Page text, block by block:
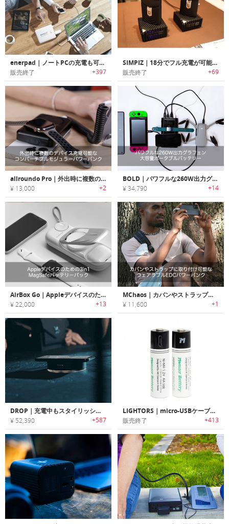
enerpad｜ノートPCの充電も可能なコンセント内蔵大容量モバイルバッテリー「AC-24K」
販売終了 +397
SIMPIZ｜18分でフル充電が可能なポータブルチャージャー
販売終了 +69
allroundo Pro｜外出時に複数のデバイス充電可能なコンバーチブルモジュラーパワーバンク
¥ 13,000 +2
BOLD｜パワフルな260W出力グラフェン大容量ポータブルバッテリー「ボールド」
¥ 34,790 +14
AirBox Go｜Appleデバイスのための3in1 MagSafeバッテリーパック
¥ 22,000 +13
MChaos｜カバンやストラップに取り付け可能なウェアラブルEDCパワーバンク
¥ 11,600 +1
DROP｜充電中もスタイリッシュなスマートワイヤレスチャージャー「ドロップ」
¥ 52,390 +587
LIGHTORS｜micro-USBケーブルで充電できる電池「ライトーズ」
販売終了 +413